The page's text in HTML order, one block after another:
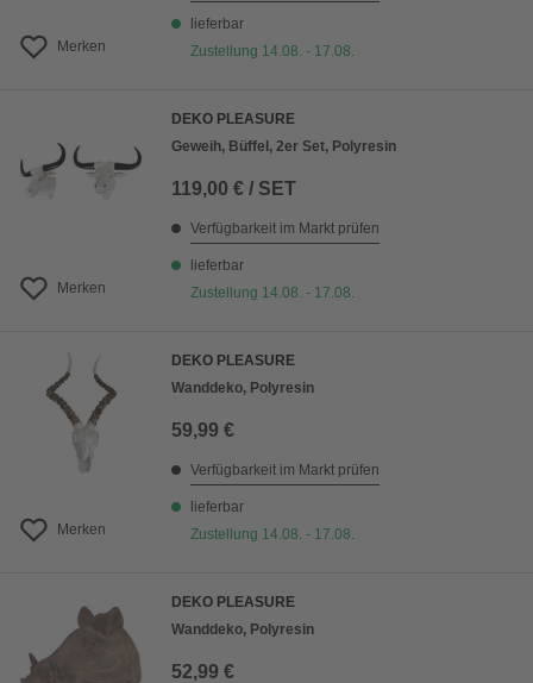
Merken
lieferbar
Zustellung 14.08. - 17.08.
Merken
DEKO PLEASURE
Geweih, Büffel, 2er Set, Polyresin
119,00 € / SET
Verfügbarkeit im Markt prüfen
lieferbar
Zustellung 14.08. - 17.08.
Merken
DEKO PLEASURE
Wanddeko, Polyresin
59,99 €
Verfügbarkeit im Markt prüfen
lieferbar
Zustellung 14.08. - 17.08.
DEKO PLEASURE
Wanddeko, Polyresin
52,99 €